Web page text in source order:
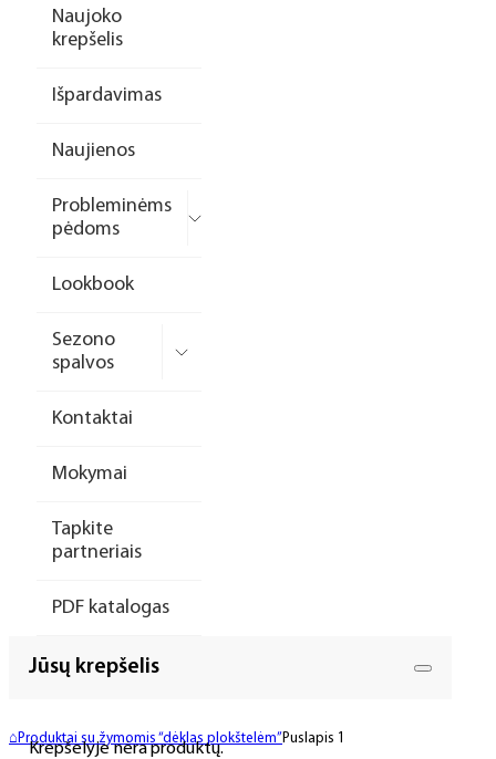
Naujoko
krepšelis
Išpardavimas
Naujienos
Probleminėms
pėdoms
Lookbook
Sezono
spalvos
Kontaktai
Mokymai
Tapkite
partneriais
PDF katalogas
Jūsų krepšelis
Krepšelyje nėra produktų.
⌂ Produktai su žymomis “dėklas plokštelėm” Puslapis 1